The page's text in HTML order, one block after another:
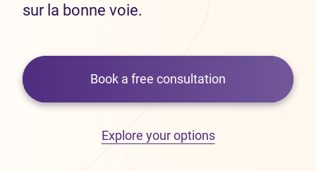
sur la bonne voie.
Book a free consultation
Explore your options